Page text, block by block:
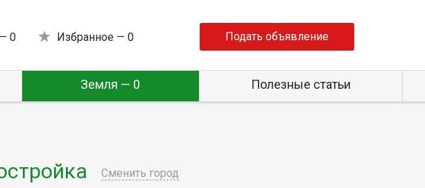
0 Избранное — 0 Подать объявление
Земля — 0 Полезные статьи
Сменить город